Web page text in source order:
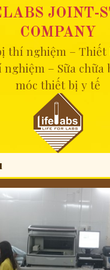
JOINT-
COMPANY
thí nghiệm – Thiết
– Sữa chữa
móc thiết bị y tế